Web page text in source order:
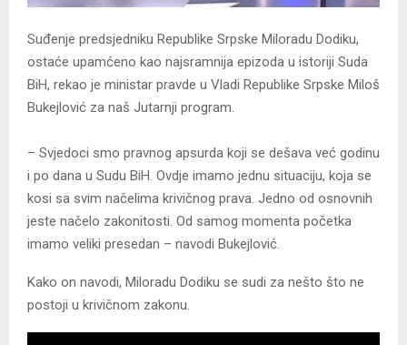
Suđenje predsjedniku Republike Srpske Miloradu Dodiku,
ostaće upamćeno kao najsramnija epizoda u istoriji Suda
BiH, rekao je ministar pravde u Vladi Republike Srpske Miloš
Bukejlović za naš Јutarnji program.
– Svjedoci smo pravnog apsurda koji se dešava već godinu
i po dana u Sudu BiH. Ovdje imamo jednu situaciju, koja se
kosi sa svim načelima krivičnog prava. Јedno od osnovnih
jeste načelo zakonitosti. Od samog momenta početka
imamo veliki presedan – navodi Bukejlović.
Kako on navodi, Miloradu Dodiku se sudi za nešto što ne
postoji u krivičnom zakonu.